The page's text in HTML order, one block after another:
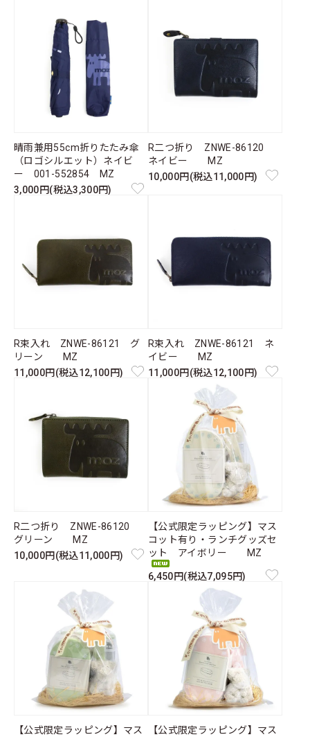
晴雨兼用55cm折りたたみ傘
（ロゴシルエット）ネイビ
ー 001-552854 MZ
3,000円(税込3,300円)
R二つ折り ZNWE-86120
ネイビー MZ
10,000円(税込11,000円)
R束入れ ZNWE-86121 グ
リーン MZ
11,000円(税込12,100円)
R束入れ ZNWE-86121 ネ
イビー MZ
11,000円(税込12,100円)
R二つ折り ZNWE-86120
グリーン MZ
10,000円(税込11,000円)
【公式限定ラッピング】マス
コット有り・ランチグッズセ
ット アイボリー MZ
6,450円(税込7,095円)
【公式限定ラッピング】マス
【公式限定ラッピング】マス